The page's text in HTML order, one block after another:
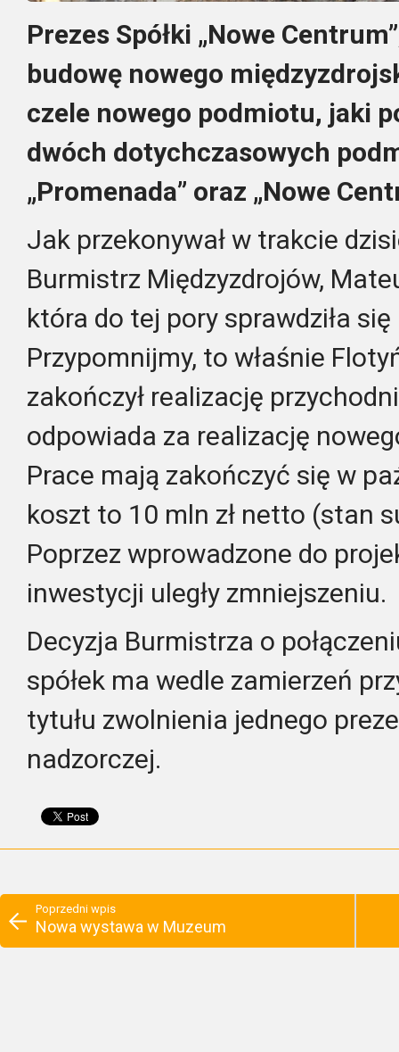
Prezes Spółki „Nowe
budowę nowego
czele nowego podmiotu, jaki
dwóch dotychczasowych
„Promenada” oraz „Nowe
Jak przekonywał w trakcie
Burmistrz Międzyzdrojów,
która do tej pory sprawdziła
Przypomnijmy, to właśnie
zakończył realizację
odpowiada za realizację
Prace mają zakończyć się w
koszt to 10 mln zł netto (stan
Poprzez wprowadzone do
inwestycji uległy zmniejszeniu.
Decyzja Burmistrza o
spółek ma wedle zamierzeń
tytułu zwolnienia jednego
nadzorczej.
Poprzedni wpis
Nowa wystawa w Muzeum